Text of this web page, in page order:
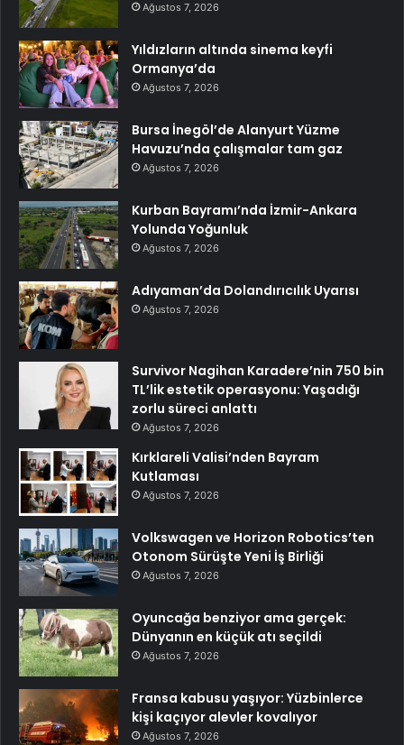
Ağustos 7, 2026
Yıldızların altında sinema keyfi
Ormanya’da
Ağustos 7, 2026
Bursa İnegöl’de Alanyurt Yüzme
Havuzu’nda çalışmalar tam gaz
Ağustos 7, 2026
Kurban Bayramı’nda İzmir-Ankara
Yolunda Yoğunluk
Ağustos 7, 2026
Adıyaman’da Dolandırıcılık Uyarısı
Ağustos 7, 2026
Survivor Nagihan Karadere’nin 750 bin
TL’lik estetik operasyonu: Yaşadığı
zorlu süreci anlattı
Ağustos 7, 2026
Kırklareli Valisi’nden Bayram
Kutlaması
Ağustos 7, 2026
Volkswagen ve Horizon Robotics’ten
Otonom Sürüşte Yeni İş Birliği
Ağustos 7, 2026
Oyuncağa benziyor ama gerçek:
Dünyanın en küçük atı seçildi
Ağustos 7, 2026
Fransa kabusu yaşıyor: Yüzbinlerce
kişi kaçıyor alevler kovalıyor
Ağustos 7, 2026